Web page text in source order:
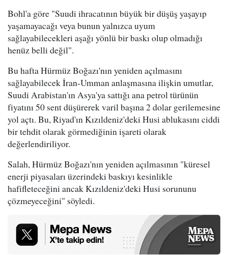
Bohl'a göre "Suudi ihracatının büyük bir düşüş yaşayıp
yaşamayacağı veya bunun yalnızca uyum
sağlayabilecekleri aşağı yönlü bir baskı olup olmadığı
henüz belli değil".
Bu hafta Hürmüz Boğazı'nın yeniden açılmasını
sağlayabilecek İran-Umman anlaşmasına ilişkin umutlar,
Suudi Arabistan'ın Asya'ya sattığı ana petrol türünün
fiyatını 50 sent düşürerek varil başına 2 dolar gerilemesine
yol açtı. Bu, Riyad'ın Kızıldeniz'deki Husi ablukasını ciddi
bir tehdit olarak görmediğinin işareti olarak
değerlendiriliyor.
Salah, Hürmüz Boğazı'nın yeniden açılmasının "küresel
enerji piyasaları üzerindeki baskıyı kesinlikle
hafifleteceğini ancak Kızıldeniz'deki Husi sorununu
çözmeyeceğini" söyledi.